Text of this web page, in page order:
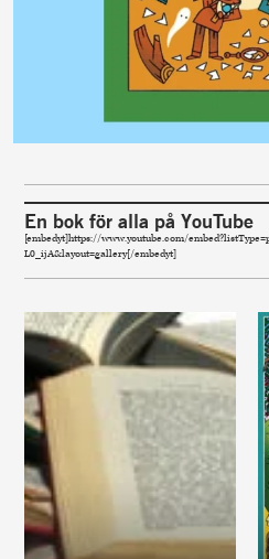
En bok för alla på YouTube
[embedyt]https://www.youtube.com/
L0_ijA&layout=gallery[/embedyt]